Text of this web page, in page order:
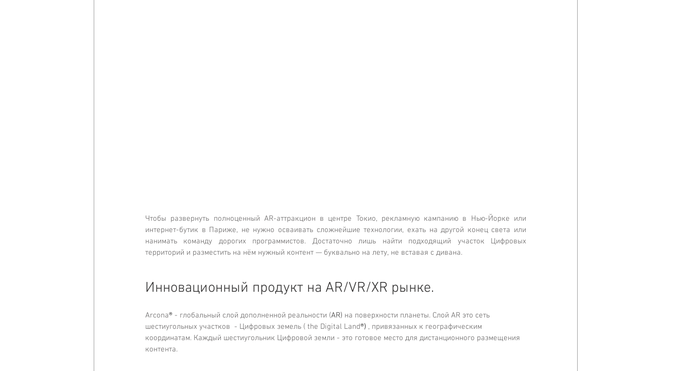
Чтобы развернуть полноценный AR-аттракцион в центре Токио, рекламную кампанию в Нью-Йорке или
интернет-бутик в Париже, не нужно осваивать сложнейшие технологии, ехать на другой конец света или
нанимать команду дорогих программистов. Достаточно лишь найти подходящий участок Цифровых
территорий и разместить на нём нужный контент — буквально на лету, не вставая с дивана.
Инновационный продукт на AR/VR/XR рынке.
Arcona® - глобальный слой дополненной реальности (AR) на поверхности планеты. Слой AR это сеть
шестиугольных участков  - Цифровых земель ( the Digital Land®) , привязанных к географическим
координатам. Каждый шестиугольник Цифровой земли - это готовое место для дистанционного размещения
контента.